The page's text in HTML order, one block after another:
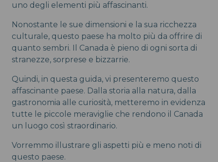
uno degli elementi più affascinanti.
Nonostante le sue dimensioni e la sua ricchezza
culturale, questo paese ha molto più da offrire di
quanto sembri. Il Canada è pieno di ogni sorta di
stranezze, sorprese e bizzarrie.
Quindi, in questa guida, vi presenteremo questo
affascinante paese. Dalla storia alla natura, dalla
gastronomia alle curiosità, metteremo in evidenza
tutte le piccole meraviglie che rendono il Canada
un luogo così straordinario.
Vorremmo illustrare gli aspetti più e meno noti di
questo paese.